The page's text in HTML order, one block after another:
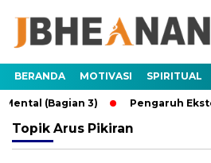
BERANDA MOTIVASI SPIRITUAL
(Bagian 3) Pengaruh
Topik Arus Pikiran